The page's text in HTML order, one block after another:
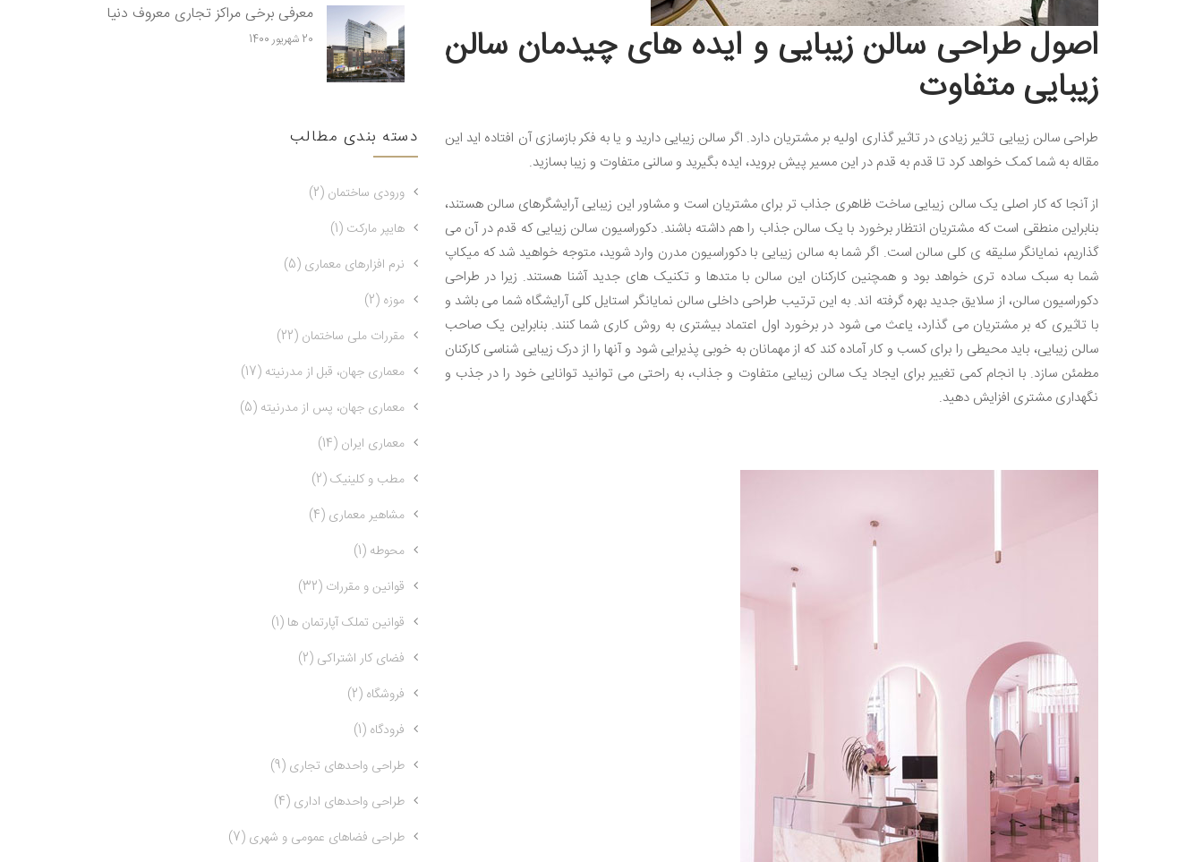
اصول طراحی سالن زیبایی و ایده های چیدمان سالن
زیبایی متفاوت
طراحی سالن زیبایی تاثیر زیادی در تاثیر گذاری اولیه بر مشتریان دارد. اگر سالن زیبایی دارید و یا به فکر بازسازی آن افتاده اید این
مقاله به شما کمک خواهد کرد تا قدم به قدم در این مسیر پیش بروید، ایده بگیرید و سالنی متفاوت و زیبا بسازید.
از آنجا که کار اصلی یک سالن زیبایی ساخت ظاهری جذاب تر برای مشتریان است و مشاور این زیبایی آرایشگرهای سالن هستند،
بنابراین منطقی است که مشتریان انتظار برخورد با یک سالن جذاب را هم داشته باشند. دکوراسیون سالن زیبایی که قدم در آن می
گذاریم، نمایانگر سلیقه ی کلی سالن است. اگر شما به سالن زیبایی با دکوراسیون مدرن وارد شوید، متوجه خواهید شد که میکاپ
شما به سبک ساده تری خواهد بود و همچنین کارکنان این سالن با متدها و تکنیک های جدید آشنا هستند. زیرا در طراحی
دکوراسیون سالن، از سلایق جدید بهره گرفته اند. به این ترتیب طراحی داخلی سالن نمایانگر استایل کلی آرایشگاه شما می باشد و
با تاثیری که بر مشتریان می گذارد، یاعث می شود در برخورد اول اعتماد بیشتری به روش کاری شما کنند. بنابراین یک صاحب
سالن زیبایی، باید محیطی را برای کسب و کار آماده کند که از مهمانان به خوبی پذیرایی شود و آنها را از درک زیبایی شناسی کارکنان
مطمئن سازد. با انجام کمی تغییر برای ایجاد یک سالن زیبایی متفاوت و جذاب، به راحتی می توانید توانایی خود را در جذب و
نگهداری مشتری افزایش دهید.
معرفی برخی مراکز تجاری معروف دنیا
20 شهریور 1400
دسته بندی مطالب
ورودی ساختمان (2)
هایپر مارکت (1)
نرم افزارهای معماری (5)
موزه (2)
مقررات ملی ساختمان (22)
معماری جهان، قبل از مدرنیته (17)
معماری جهان، پس از مدرنیته (5)
معماری ایران (14)
مطب و کلینیک (2)
مشاهیر معماری (4)
محوطه (1)
قوانین و مقررات (32)
قوانین تملک آپارتمان ها (1)
فضای کار اشتراکی (2)
فروشگاه (2)
فرودگاه (1)
طراحی واحدهای تجاری (9)
طراحی واحدهای اداری (4)
طراحی فضاهای عمومی و شهری (7)